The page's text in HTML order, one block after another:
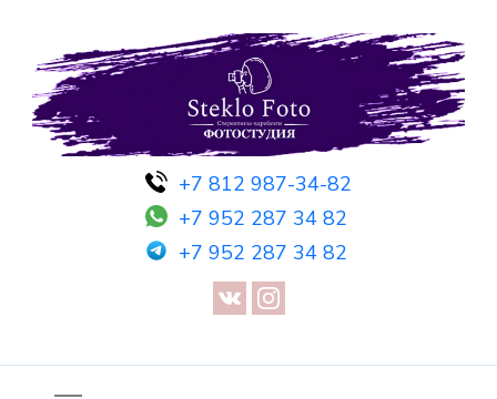
+7 812 987-34-82
+7 952 287 34 82
+7 952 287 34 82
Фотостудия SF
Фотосессия в студии СПб — Фотосессия в Санкт-Петербурге
— Предметная съемка — Невидимый манекен — Прозрачный
манекен — Сертификат на фотосессию